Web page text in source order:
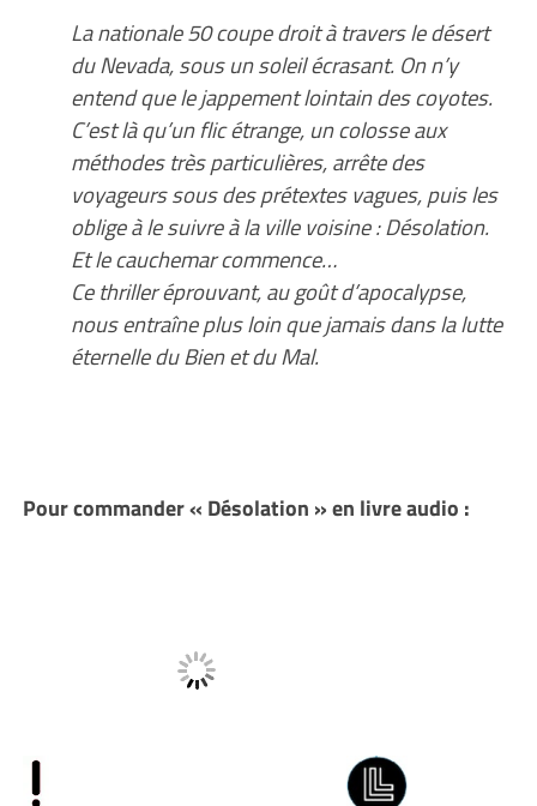
La nationale 50 coupe droit à travers le désert
du Nevada, sous un soleil écrasant. On n’y
entend que le jappement lointain des coyotes.
C’est là qu’un flic étrange, un colosse aux
méthodes très particulières, arrête des
voyageurs sous des prétextes vagues, puis les
oblige à le suivre à la ville voisine : Désolation.
Et le cauchemar commence…
Ce thriller éprouvant, au goût d’apocalypse,
nous entraîne plus loin que jamais dans la lutte
éternelle du Bien et du Mal.
Pour commander « Désolation » en livre audio :